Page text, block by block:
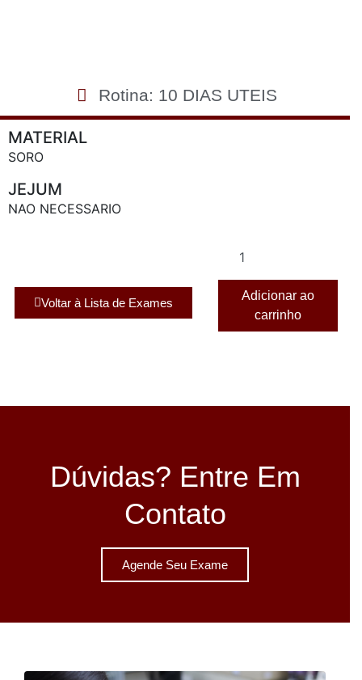
Rotina: 10 DIAS UTEIS
MATERIAL
SORO
JEJUM
NAO NECESSARIO
Voltar à Lista de Exames
Adicionar ao
carrinho
Dúvidas? Entre Em
Contato
Agende Seu Exame